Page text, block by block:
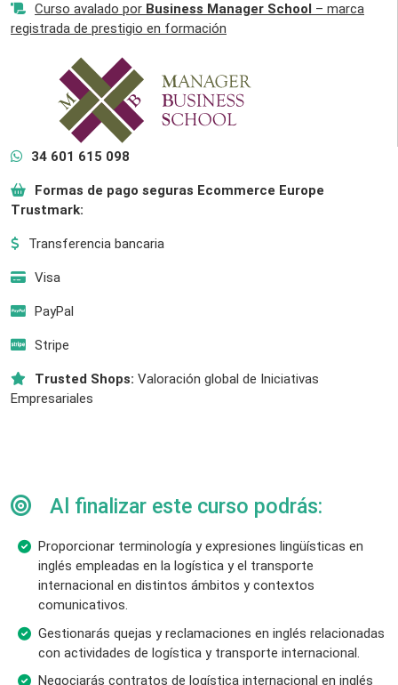
Curso avalado por Business Manager School – marca
registrada de prestigio en formación
34 601 615 098
Formas de pago seguras Ecommerce Europe
Trustmark:
Transferencia bancaria
Visa
PayPal
Stripe
Trusted Shops: Valoración global de Iniciativas
Empresariales
Al finalizar este curso podrás:
Proporcionar terminología y expresiones lingüísticas en
inglés empleadas en la logística y el transporte
internacional en distintos ámbitos y contextos
comunicativos.
Gestionarás quejas y reclamaciones en inglés relacionadas
con actividades de logística y transporte internacional.
Negociarás contratos de logística internacional en inglés